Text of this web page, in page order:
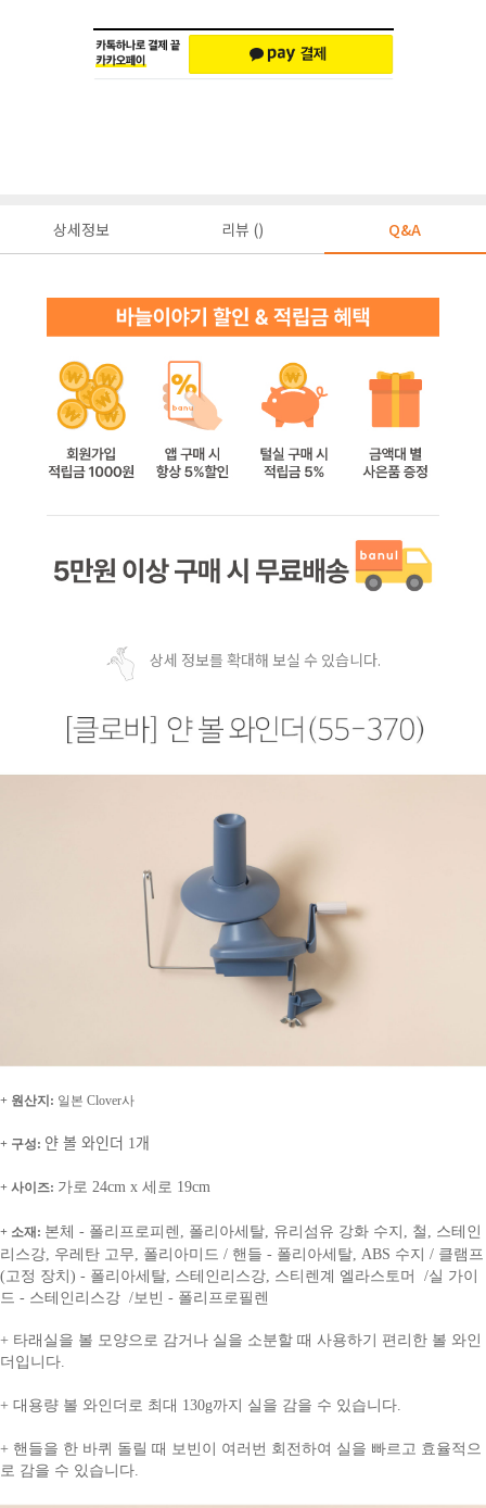
상세정보 리뷰 () Q&A
상세 정보를 확대해 보실 수 있습니다.
+ 원산지: 일본 Clover사
+ 구성: 얀 볼 와인더 1개
+ 사이즈: 가로 24cm x 세로 19cm
+ 소재: 본체 - 폴리프로피렌, 폴리아세탈, 유리섬유 강화 수지, 철, 스테인
리스강, 우레탄 고무, 폴리아미드 / 핸들 - 폴리아세탈, ABS 수지 / 클램프
(고정 장치) - 폴리아세탈, 스테인리스강, 스티렌계 엘라스토머 /실 가이
드 - 스테인리스강 /보빈 - 폴리프로필렌
+ 타래실을 볼 모양으로 감거나 실을 소분할 때 사용하기 편리한 볼 와인
더입니다.
+ 대용량 볼 와인더로 최대 130g까지 실을 감을 수 있습니다.
+ 핸들을 한 바퀴 돌릴 때 보빈이 여러번 회전하여 실을 빠르고 효율적으
로 감을 수 있습니다.